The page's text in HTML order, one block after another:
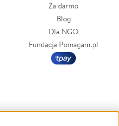
Za darmo
Blog
Dla NGO
Fundacja Pomagam.pl